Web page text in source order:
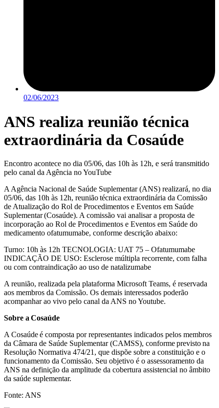
02/06/2023
ANS realiza reunião técnica
extraordinária da Cosaúde
Encontro acontece no dia 05/06, das 10h às 12h, e será transmitido
pelo canal da Agência no YouTube
A Agência Nacional de Saúde Suplementar (ANS) realizará, no dia
05/06, das 10h às 12h, reunião técnica extraordinária da Comissão
de Atualização do Rol de Procedimentos e Eventos em Saúde
Suplementar (Cosaúde). A comissão vai analisar a proposta de
incorporação ao Rol de Procedimentos e Eventos em Saúde do
medicamento ofatumumabe, conforme descrição abaixo:
Turno: 10h às 12h TECNOLOGIA: UAT 75 – Ofatumumabe
INDICAÇÃO DE USO: Esclerose múltipla recorrente, com falha
ou com contraindicação ao uso de natalizumabe
A reunião, realizada pela plataforma Microsoft Teams, é reservada
aos membros da Comissão. Os demais interessados poderão
acompanhar ao vivo pelo canal da ANS no Youtube.
Sobre a Cosaúde
A Cosaúde é composta por representantes indicados pelos membros
da Câmara de Saúde Suplementar (CAMSS), conforme previsto na
Resolução Normativa 474/21, que dispõe sobre a constituição e o
funcionamento da Comissão. Seu objetivo é o assessoramento da
ANS na definição da amplitude da cobertura assistencial no âmbito
da saúde suplementar.
Fonte: ANS